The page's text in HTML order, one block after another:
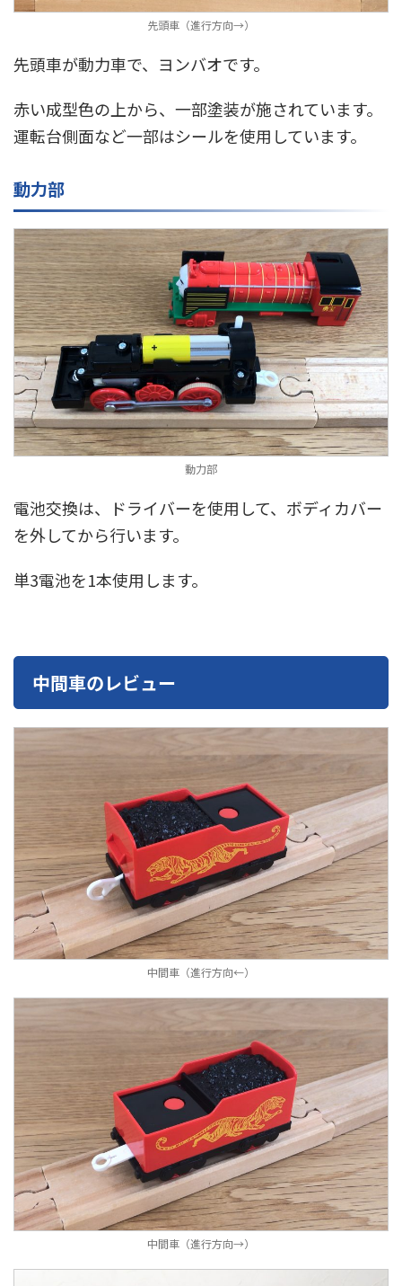
先頭車（進行方向→）
先頭車が動力車で、ヨンバオです。
赤い成型色の上から、一部塗装が施されています。
運転台側面など一部はシールを使用しています。
動力部
動力部
電池交換は、ドライバーを使用して、ボディカバー
を外してから行います。
単3電池を1本使用します。
中間車のレビュー
中間車（進行方向←）
中間車（進行方向→）